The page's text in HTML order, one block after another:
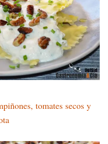
tomates secos y